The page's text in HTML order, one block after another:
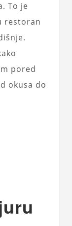
To je
restoran
pored
okusa do